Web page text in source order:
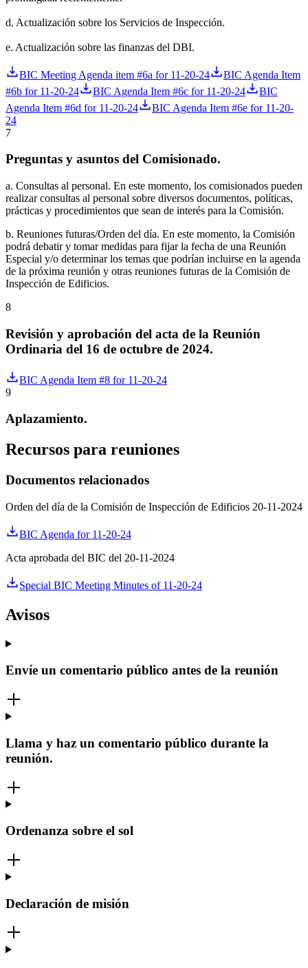
d. Actualización sobre los Servicios de Inspección.
e. Actualización sobre las finanzas del DBI.
BIC Meeting Agenda item #6a for 11-20-24
BIC Agenda Item
#6b for 11-20-24
BIC Agenda Item #6c for 11-20-24
BIC
Agenda Item #6d for 11-20-24
BIC Agenda Item #6e for 11-20-
24
7
Preguntas y asuntos del Comisionado.
a. Consultas al personal. En este momento, los comisionados pueden
realizar consultas al personal sobre diversos documentos, políticas,
prácticas y procedimientos que sean de interés para la Comisión.
b. Reuniones futuras/Orden del día. En este momento, la Comisión
podrá debatir y tomar medidas para fijar la fecha de una Reunión
Especial y/o determinar los temas que podrían incluirse en la agenda
de la próxima reunión y otras reuniones futuras de la Comisión de
Inspección de Edificios.
8
Revisión y aprobación del acta de la Reunión
Ordinaria del 16 de octubre de 2024.
BIC Agenda Item #8 for 11-20-24
9
Aplazamiento.
Recursos para reuniones
Documentos relacionados
Orden del día de la Comisión de Inspección de Edificios 20-11-2024
BIC Agenda for 11-20-24
Acta aprobada del BIC del 20-11-2024
Special BIC Meeting Minutes of 11-20-24
Avisos
Envíe un comentario público antes de la reunión
Llama y haz un comentario público durante la
reunión.
Ordenanza sobre el sol
Declaración de misión